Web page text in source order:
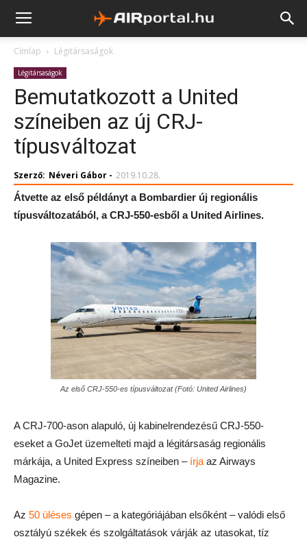
Címlap Légitársaságok
Légitársaságok
Bemutatkozott a United
színeiben az új CRJ-
típusváltozat
Szerző: Néveri Gábor - 2019.10.28.
Átvette az első példányt a Bombardier új regionális
típusváltozatából, a CRJ-550-esből a United Airlines.
Az első CRJ-550-es típusváltozat (Fotó: United Airlines)
A CRJ-700-ason alapuló, új kabinelrendezésű CRJ-550-
eseket a GoJet üzemelteti majd a légitársaság regionális
márkája, a United Express színeiben – írja az Airways
Magazine.
Az 50 üléses gépen – a kategóriájában elsőként – valódi első
osztályú székek és szolgáltatások várják az utasokat, tíz